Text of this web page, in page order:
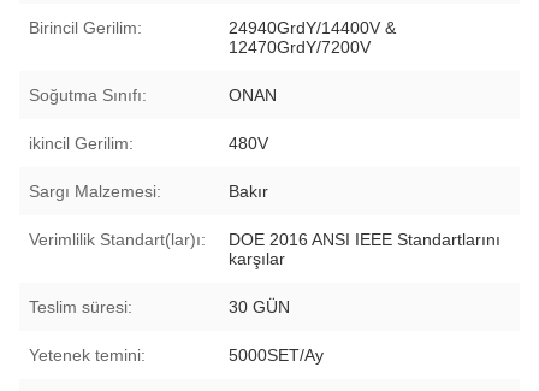
Birincil Gerilim:
24940GrdY/14400V &
12470GrdY/7200V
Soğutma Sınıfı: ONAN
ikincil Gerilim: 480V
Sargı Malzemesi: Bakır
Verimlilik Standart(lar)ı:
DOE 2016 ANSI IEEE Standartlarını
karşılar
Teslim süresi: 30 GÜN
Yetenek temini: 5000SET/Ay